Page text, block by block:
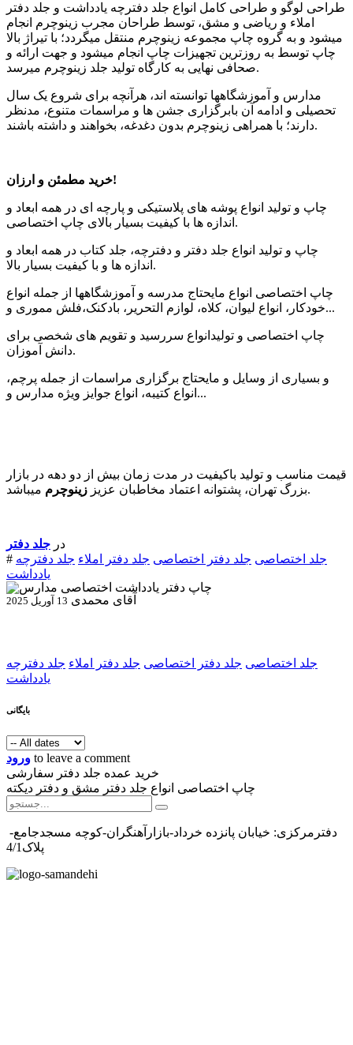
طراحی لوگو و طراحی کامل انواع جلد دفترچه یادداشت و جلد دفتر
املاء و ریاضی و مشق، توسط طراحان مجرب زینوچرم انجام
میشود و به گروه چاپ مجموعه زینوچرم منتقل میگردد؛ با تیراژ بالا
چاپ توسط به روزترین تجهیزات چاپ انجام میشود و جهت ارائه و
صحافی نهایی به کارگاه تولید جلد زینوچرم میرسد.
مدارس و آموزشگاهها توانسته اند، هرآنچه برای شروع یک سال
تحصیلی و ادامه آن بابرگزاری جشن ها و مراسمات متنوع، مدنظر
دارند؛ با همراهی زینوچرم بدون دغدغه، بخواهند و داشته باشند.
خرید مطمئن و ارزان!
چاپ و تولید انواع پوشه های پلاستیکی و پارچه ای در همه ابعاد و
اندازه ها با کیفیت بسیار بالای چاپ اختصاصی.
چاپ و تولید انواع جلد دفتر و دفترچه، جلد کتاب در همه ابعاد و
اندازه ها و با کیفیت بسیار بالا.
چاپ اختصاصی انواع مایحتاج مدرسه و آموزشگاهها از جمله انواع
خودکار، انواع لیوان، کلاه، لوازم التحریر، بادکنک،فلش مموری و...
چاپ اختصاصی و تولیدانواع سررسید و تقویم های شخصی برای
دانش آموزان.
و بسیاری از وسایل و مایحتاج برگزاری مراسمات از جمله پرچم،
انواع کتیبه، انواع جوایز ویژه مدارس و...
قیمت مناسب و تولید باکیفیت در مدت زمان بیش از دو دهه در بازار
بزرگ تهران، پشتوانه اعتماد مخاطبان عزیز زینوچرم میباشد.
در جلد دفتر
#
جلد اختصاصی جلد دفتر اختصاصی جلد دفتر املاء جلد دفترچه
یادداشت
آقای محمدی 13 آوریل 2025
جلد اختصاصی جلد دفتر اختصاصی جلد دفتر املاء جلد دفترچه
یادداشت
بایگانی
ورود to leave a comment
خرید عمده جلد دفتر سفارشی
چاپ اختصاصی انواع جلد دفتر مشق و دفتر دیکته
پلاک4/1